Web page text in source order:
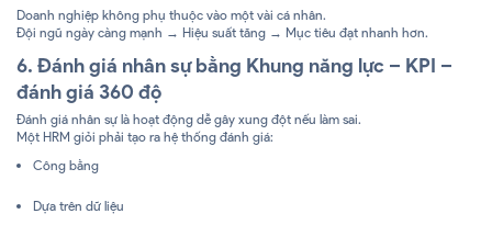
Doanh nghiệp không phụ thuộc vào một vài cá nhân.
Đội ngũ ngày càng mạnh → Hiệu suất tăng → Mục tiêu đạt nhanh hơn.
6. Đánh giá nhân sự bằng Khung năng lực – KPI –
đánh giá 360 độ
Đánh giá nhân sự là hoạt động dễ gây xung đột nếu làm sai.
Một HRM giỏi phải tạo ra hệ thống đánh giá:
Công bằng
Dựa trên dữ liệu